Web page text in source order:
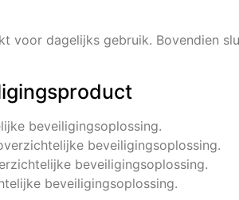
voor dagelijks gebruik. Bovendien
beveiligingsoplossing.
beveiligingsoplossing.
beveiligingsoplossing.
beveiligingsoplossing.